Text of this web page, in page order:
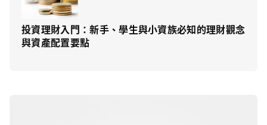
投資理財入門：新手、學生與小資族必知的理財觀念
與資產配置要點